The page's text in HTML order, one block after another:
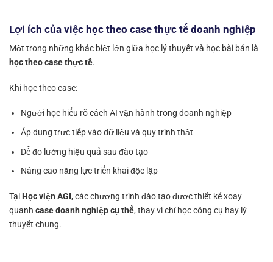
Lợi ích của việc học theo case thực tế doanh nghiệp
Một trong những khác biệt lớn giữa học lý thuyết và học bài bản là
học theo case thực tế.
Khi học theo case:
Người học hiểu rõ cách AI vận hành trong doanh nghiệp
Áp dụng trực tiếp vào dữ liệu và quy trình thật
Dễ đo lường hiệu quả sau đào tạo
Nâng cao năng lực triển khai độc lập
Tại Học viện AGI, các chương trình đào tạo được thiết kế xoay
quanh case doanh nghiệp cụ thể, thay vì chỉ học công cụ hay lý
thuyết chung.